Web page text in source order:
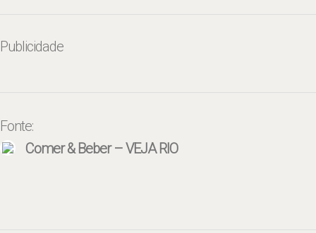
Publicidade
Fonte:
Comer & Beber – VEJA RIO